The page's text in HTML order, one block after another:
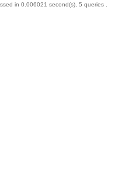
in 0.006021 second(s), 5 queries .